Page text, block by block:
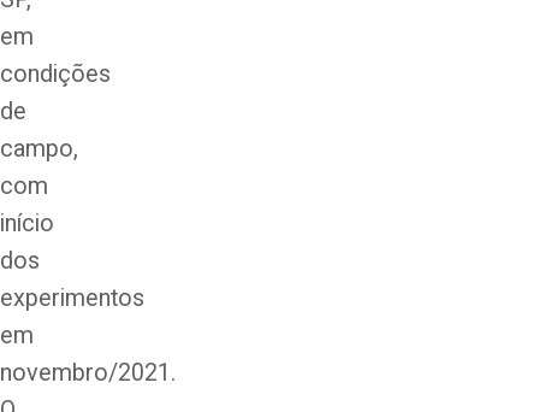
em
condições
de
campo,
com
início
dos
experimentos
em
novembro/2021.